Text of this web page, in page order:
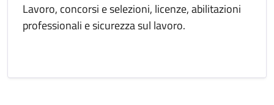
Lavoro, concorsi e selezioni, licenze, abilitazioni
professionali e sicurezza sul lavoro.